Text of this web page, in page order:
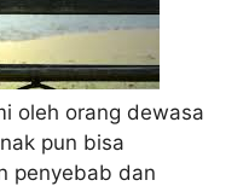
oleh orang dewasa
pun bisa
penyebab dan